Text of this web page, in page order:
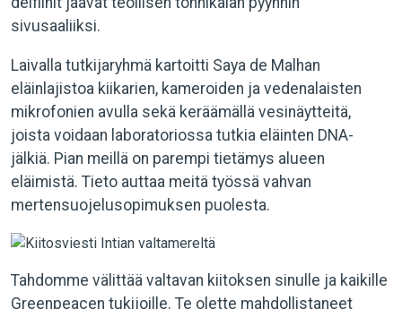
sivusaaliiksi.
Laivalla tutkijaryhmä kartoitti Saya de Malhan
eläinlajistoa kiikarien, kameroiden ja vedenalaisten
mikrofonien avulla sekä keräämällä vesinäytteitä,
joista voidaan laboratoriossa tutkia eläinten DNA-
jälkiä. Pian meillä on parempi tietämys alueen
eläimistä. Tieto auttaa meitä työssä vahvan
mertensuojelusopimuksen puolesta.
Tahdomme välittää valtavan kiitoksen sinulle ja kaikille
Greenpeacen tukijoille. Te olette mahdollistaneet